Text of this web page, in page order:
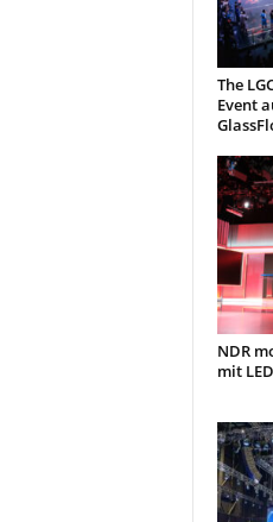
The
Event
NDR
mit